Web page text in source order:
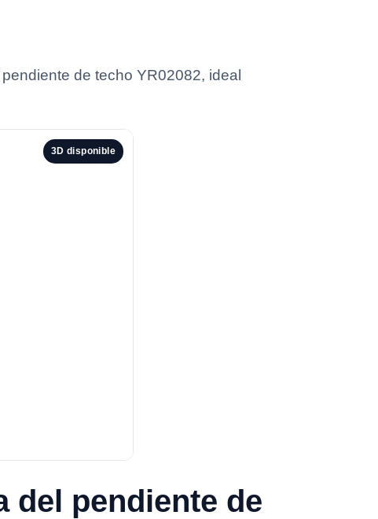
de techo YR02082, ideal
3D disponible
del pendiente de